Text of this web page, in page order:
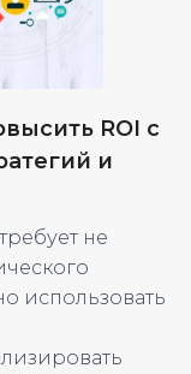
ROI с
и
не
использовать